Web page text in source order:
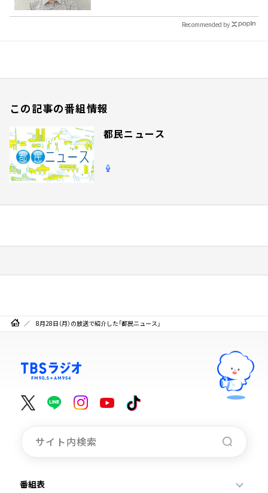
Recommended by
この記事の番組情報
都民ニュース
8月28日（月）の放送で紹介した「都民ニュース」
番組表